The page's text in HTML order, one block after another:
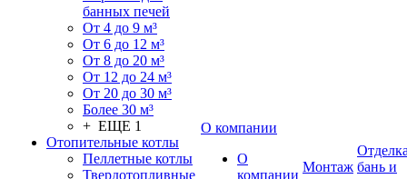
банных печей
От 4 до 9 м³
От 6 до 12 м³
От 8 до 20 м³
От 12 до 24 м³
От 20 до 30 м³
Более 30 м³
+ ЕЩЕ 1
Отопительные котлы
Пеллетные котлы
Твердотопливные
О компании
О
компании
Монтаж бань и